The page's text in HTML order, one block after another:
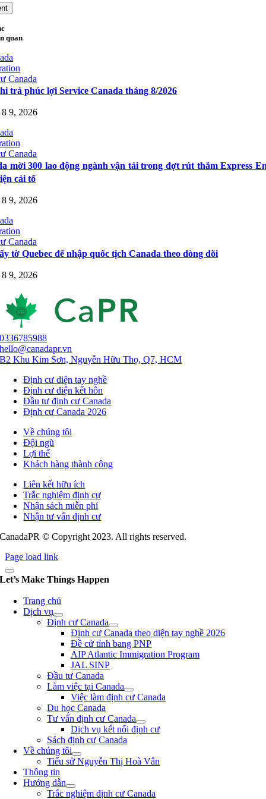
quan
Canada
trả phúc lợi Service Canada tháng 8/2026
9, 2026
Canada
mời 300 lao động ngành vận tải trong đợt rút thăm Express
cải tổ
9, 2026
Canada
tờ Quebec để nhập quốc tịch Canada theo dòng dõi
9, 2026
0336785988
hello@canadapr.vn
B2 Khu Kim Sơn, Nguyễn Hữu Thọ, Q7, HCM
Định cư diện tay nghề
Định cư diện kết hôn
Đầu tư định cư Canada
Định cư Canada 2026
Về chúng tôi
Đội ngũ
Lợi thế
Khách hàng thành công
Liên kết hữu ích
Trắc nghiệm định cư
Nhận sách miễn phí
Nhận tư vấn định cư
CanadaPR © Copyright 2023. All rights reserved.
Page load link
Let’s Make Things Happen
Trang chủ
Dịch vụ
Định cư Canada
Định cư Canada theo diện tay nghề 2026
Đề cử tỉnh bang PNP
AIP Atlantic Immigration Program
JAL SINP
Đầu tư Canada
Làm việc tại Canada
Việc làm định cư Canada
Du học Canada
Tư vấn định cư Canada
Dịch vụ kết nối định cư
Sách định cư Canada
Về chúng tôi
Tiểu sử Nguyễn Thị Hoà Vân
Thông tin
Hướng dẫn
Trắc nghiệm định cư Canada